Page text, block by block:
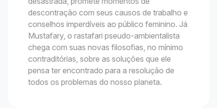
descontração com seus causos de trabalho e
conselhos imperdíveis ao público feminino. Já
Mustafary, o rastafari pseudo-ambientalista
chega com suas novas filosofias, no mínimo
contraditórias, sobre as soluções que ele
pensa ter encontrado para a resolução de
todos os problemas do nosso planeta.